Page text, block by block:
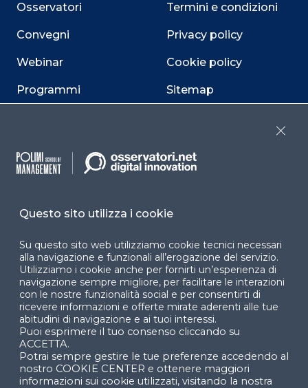
Osservatori
Convegni
Webinar
Programmi
Termini e condizioni
Privacy policy
Cookie policy
Sitemap
Cookie Center
YouTube X
Questo sito utilizza i cookie
Su questo sito web utilizziamo cookie tecnici necessari
alla navigazione e funzionali all’erogazione del servizio.
Utilizziamo i cookie anche per fornirti un’esperienza di
navigazione sempre migliore, per facilitare le interazioni
con le nostre funzionalità social e per consentirti di
ricevere informazioni e offerte mirate aderenti alle tue
abitudini di navigazione e ai tuoi interessi.
Puoi esprimere il tuo consenso cliccando su
ACCETTA.
Potrai sempre gestire le tue preferenze accedendo al
nostro COOKIE CENTER e ottenere maggiori
informazioni sui cookie utilizzati, visitando la nostra